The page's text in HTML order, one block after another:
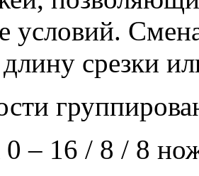
условий.
срезки
– 16 / 8 / 8